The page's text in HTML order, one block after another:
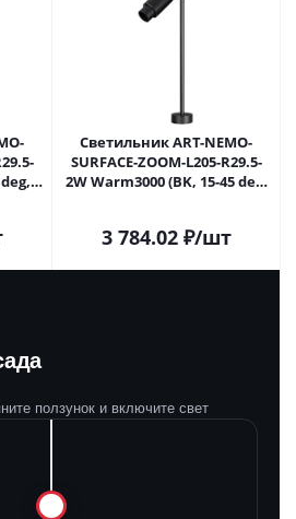
Светильник ART-NEMO-
SURFACE-ZOOM-L205-R29.5-
2W Warm3000 (BK, 15-45 deg,
3 784.02₽/шт
ползунок и включите свет